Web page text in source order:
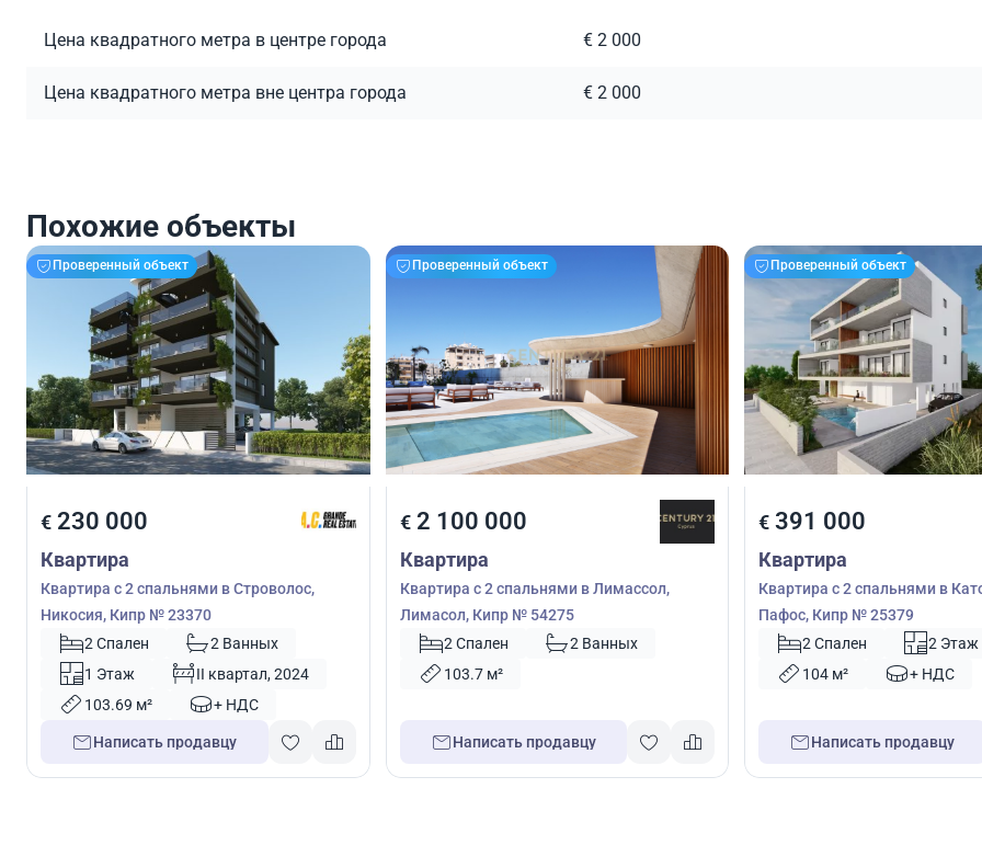
Цена квадратного метра в центре города € 2 000
Цена квадратного метра вне центра города € 2 000
Похожие объекты
Проверенный объект
€ 230 000
Квартира
Квартира с 2 спальнями в Строволос,
Никосия, Кипр № 23370
2 Спален
2 Ванных
1 Этаж
II квартал, 2024
103.69 м²
+ НДС
Написать продавцу
Проверенный объект
€2 100 000
Квартира
Квартира с 2 спальнями в Лимассол,
Лимасол, Кипр № 54275
2 Спален
2 Ванных
103.7 м²
Написать продавцу
Проверенный объект
€ 391 000
Квартира
Квартира с 2 спальнями в
Пафос, Кипр № 25379
2 Спален
2 Этаж
104 м²
+ НДС
Написать продавцу